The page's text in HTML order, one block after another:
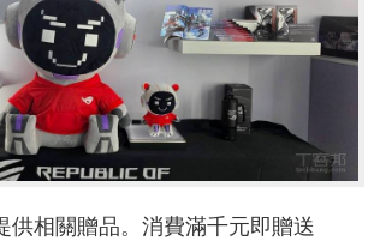
供相關贈品。消費滿千元即贈送